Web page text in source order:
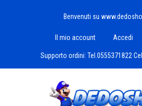
Benvenuti su
Il mio account Accedi
Supporto ordini: Tel.0555371822